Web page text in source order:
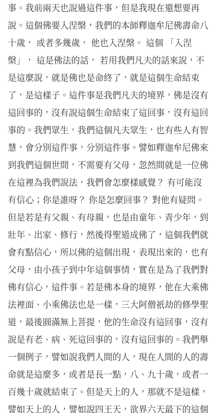
事。我前兩天也說過這件事，但是我現在還想要再
說。這個佛要入涅槃，我們的本師釋迦牟尼佛壽命八
十歲， 或者多幾歲， 他也入涅槃。 這個 「入涅
槃」， 這是佛法的話， 若用我們凡夫的話來說，不
是這麼說，就是佛也是命終了，就是這個生命結束
了，是這樣子。這件事是我們凡夫的境界，佛是沒有
這回事的，沒有說這個生命結束了這回事，沒有這回
事的。我們眾生，我們這個凡夫眾生，也有些人有智
慧，會分別這件事，分別這件事。譬如釋迦牟尼佛來
到我們這個世間，不需要有父母，忽然間就是一位佛
在這裡為我們說法，我們會怎麼樣感覺？ 有可能沒
有信心；你是誰呀？ 你是怎麼回事？ 對他有疑問。
但是若是有父親、有母親，也是由童年、青少年，到
壯年、出家、修行，然後得聖道成佛了，這個我們就
會有點信心，所以佛的這個出現，表現出來的，也有
父母，由小孩子到中年這個事情，實在是為了我們對
佛有信心，這件事。若是佛本身的境界，他在大乘佛
法裡面、小乘佛法也是一樣，三大阿僧祇劫的修學聖
道，最後圓滿無上菩提，他的生命沒有這回事，沒有
說是有老、病、死這回事的，沒有這回事的。我們舉
一個例子，譬如說我們人間的人，現在人間的人的壽
命就是這麼多，或者是長一點，八、九十歲，或者一
百幾十歲就結束了。但是天上的人，那就不是這樣，
譬如天上的人，譬如說四王天，欲界六天最下的這個